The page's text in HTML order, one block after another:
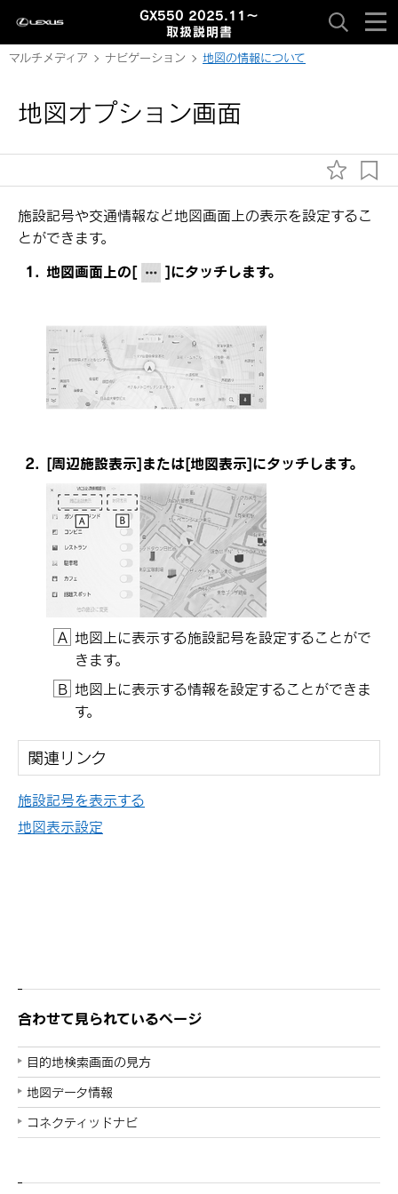
GX550 2025.11～
取扱説明書
マルチメディア ナビゲーション 地図の情報について
地図オプション画面
施設記号や交通情報など地図画面上の表示を設定するこ
とができます。
地図画面上の[‍ ‍]にタッチします。
[‍周辺施設表示‍]または[‍地図表示‍]にタッチします。
地図上に表示する施設記号を設定することがで
きます。
地図上に表示する情報を設定することができま
す。
関連リンク
施設記号を表示する
地図表示設定
合わせて見られているページ
目的地検索画面の見方
地図データ情報
コネクティッドナビ